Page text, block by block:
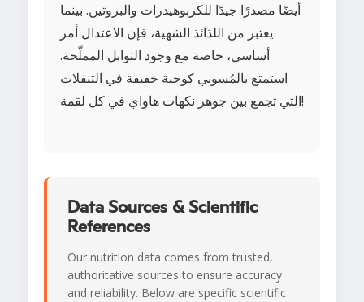
أيضًا مصدرًا جيدًا للكربوهيدرات والبروتين. بينما
يعتبر من اللذائذ الشهية، فإن الاعتدال أمر
أساسي، خاصة مع وجود التوابل المملّحة.
استمتع بالمُسوبي كوجبة خفيفة في التنقلات
التي تجمع بين جوهر نكهات هاواي في كل لقمة!
Data Sources & Scientific
References
Our nutrition data comes from trusted,
authoritative sources to ensure accuracy
and reliability. Below are specific scientific